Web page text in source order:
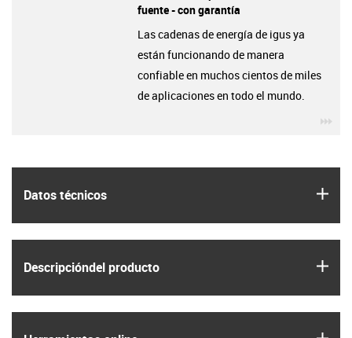
Datos técnicos
Descripción­del producto
fuente - con garantía
Las cadenas de energía de igus ya
están funcionando de manera
confiable en muchos cientos de miles
de aplicaciones en todo el mundo.